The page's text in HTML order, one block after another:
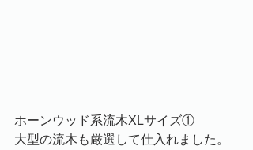
ホーンウッド系流木XLサイズ①
大型の流木も厳選して仕入れました。